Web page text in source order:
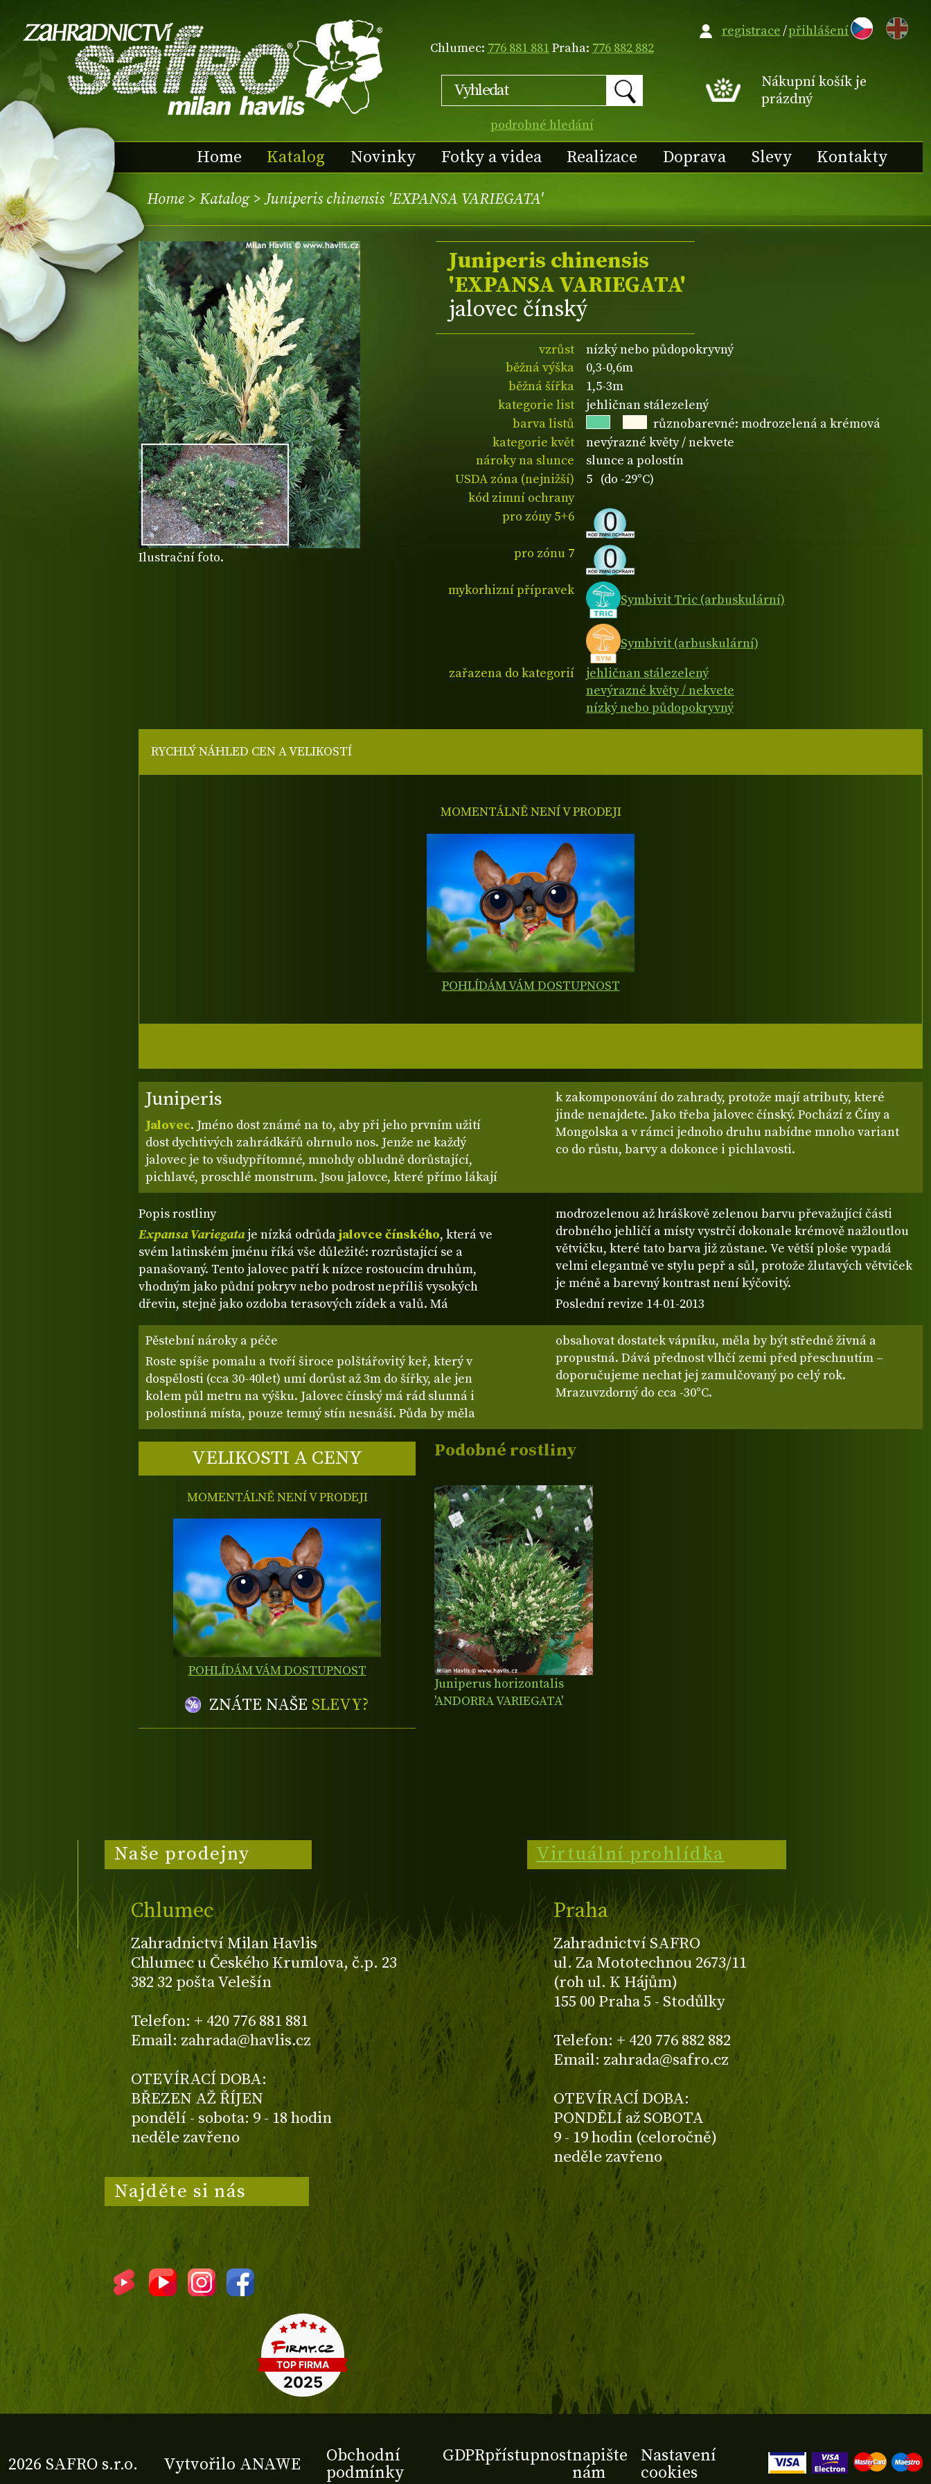
Chlumec: 776 881 881Praha: 776 882 882
podrobné hledání
EN
Nákupní košík je
prázdný
Home Katalog Novinky Fotky a videa Realizace Doprava Slevy Kontakty
registrace/přihlášení
Home > Katalog> Juniperis chinensis 'EXPANSA VARIEGATA'
Ilustrační foto.
Juniperis chinensis
'EXPANSA VARIEGATA'
jalovec čínský
vzrůst
nízký nebo půdopokryvný
běžná výška
0,3-0,6m
běžná šířka
1,5-3m
kategorie list
jehličnan stálezelený
barva listů
různobarevné: modrozelená a krémová
kategorie květ
nevýrazné květy / nekvete
nároky na slunce
slunce a polostín
USDA zóna (nejnižší)
5 (do -29°C)
kód zimní ochrany
pro zóny 5+6
pro zónu 7
mykorhizní přípravek
Symbivit Tric (arbuskulární)
Symbivit (arbuskulární)
zařazena do kategorií
jehličnan stálezelený
nevýrazné květy / nekvete
nízký nebo půdopokryvný
Juniperis
Jalovec. Jméno dost známé na to, aby při jeho prvním užití
dost dychtivých zahrádkářů ohrnulo nos. Jenže ne každý
jalovec je to všudypřítomné, mnohdy obludně dorůstající,
pichlavé, proschlé monstrum. Jsou jalovce, které přímo lákají
k zakomponování do zahrady, protože mají atributy, které
jinde nenajdete. Jako třeba jalovec čínský. Pochází z Číny a
Mongolska a v rámci jednoho druhu nabídne mnoho variant
co do růstu, barvy a dokonce i pichlavosti.
Popis rostliny
Expansa Variegataje nízká odrůdajalovce čínského, která ve
svém latinském jménu říká vše důležité: rozrůstající se a
panašovaný. Tento jalovec patří k nízce rostoucím druhům,
vhodným jako půdní pokryv nebo podrost nepříliš vysokých
dřevin, stejně jako ozdoba terasových zídek a valů. Má
modrozelenou až hráškově zelenou barvu převažující části
drobného jehličí a místy vystrčí dokonale krémově nažloutlou
větvičku, které tato barva již zůstane. Ve větší ploše vypadá
velmi elegantně ve stylu pepř a sůl, protože žlutavých větviček
je méně a barevný kontrast není kýčovitý.
Poslední revize 14-01-2013
Pěstební nároky a péče
Roste spíše pomalu a tvoří široce polštářovitý keř, který v
dospělosti (cca 30-40let) umí dorůst až 3m do šířky, ale jen
kolem půl metru na výšku. Jalovec čínský má rád slunná i
polostinná místa, pouze temný stín nesnáší. Půda by měla
obsahovat dostatek vápníku, měla by být středně živná a
propustná. Dává přednost vlhčí zemi před přeschnutím –
doporučujeme nechat jej zamulčovaný po celý rok.
Mrazuvzdorný do cca -30°C.
VELIKOSTI A CENY
MOMENTÁLNĚ NENÍ V PRODEJI
POHLÍDÁM VÁM DOSTUPNOST
ZNÁTE NAŠE SLEVY?
RYCHLÝ NÁHLED CEN A VELIKOSTÍ
MOMENTÁLNĚ NENÍ V PRODEJI
POHLÍDÁM VÁM DOSTUPNOST
Podobné rostliny
Juniperus horizontalis
'ANDORRA VARIEGATA'
Naše prodejny
Chlumec
Zahradnictví Milan Havlis
Chlumec u Českého Krumlova, č.p. 23
382 32 pošta Velešín
Telefon: + 420 776 881 881
Email: zahrada@havlis.cz
OTEVÍRACÍ DOBA:
BŘEZEN AŽ ŘÍJEN
pondělí - sobota: 9 - 18 hodin
neděle zavřeno
Virtuální prohlídka
Praha
Zahradnictví SAFRO
ul. Za Mototechnou 2673/11
(roh ul. K Hájům)
155 00 Praha 5 - Stodůlky
Telefon: + 420 776 882 882
Email: zahrada@safro.cz
OTEVÍRACÍ DOBA:
PONDĚLÍ až SOBOTA
9 - 19 hodin (celoročně)
neděle zavřeno
Najděte si nás
2026 SAFRO s.r.o. Vytvořilo ANAWE
Obchodní
podmínky
GDPRpřístupnostnapište
nám
Nastavení
cookies